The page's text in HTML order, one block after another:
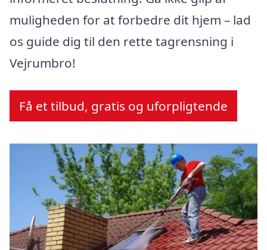
muligheden for at forbedre dit hjem – lad
os guide dig til den rette tagrensning i
Vejrumbro!
Få et tilbud, gratis og uforpligtende